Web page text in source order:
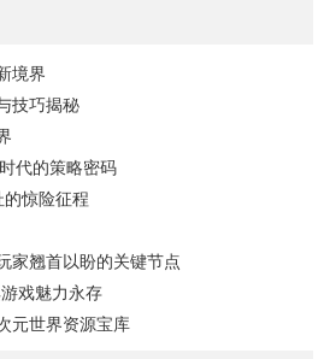
境界
技巧揭秘
代的策略密码
惊险征程
家翘首以盼的关键节点
戏魅力永存
元世界资源宝库